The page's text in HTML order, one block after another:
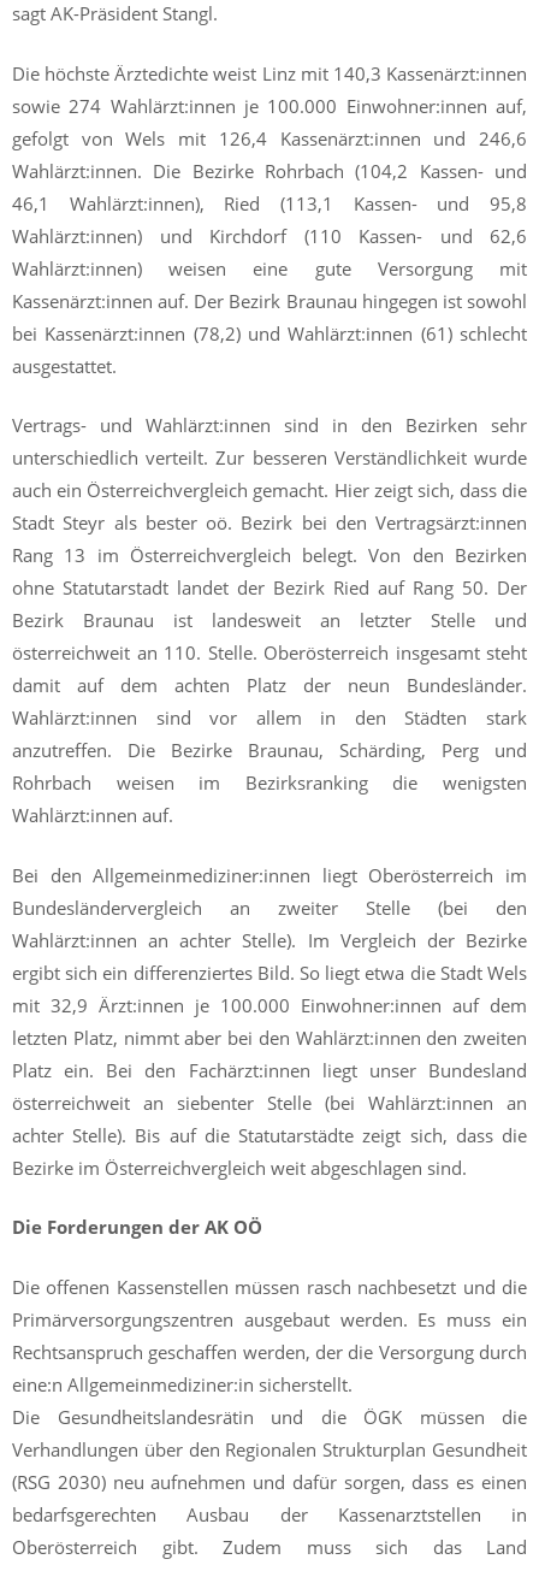
sagt AK-Präsident Stangl.
Die höchste Ärztedichte weist Linz mit 140,3 Kassenärzt:innen
sowie 274 Wahlärzt:innen je 100.000 Einwohner:innen auf,
gefolgt von Wels mit 126,4 Kassenärzt:innen und 246,6
Wahlärzt:innen. Die Bezirke Rohrbach (104,2 Kassen- und
46,1 Wahlärzt:innen), Ried (113,1 Kassen- und 95,8
Wahlärzt:innen) und Kirchdorf (110 Kassen- und 62,6
Wahlärzt:innen) weisen eine gute Versorgung mit
Kassenärzt:innen auf. Der Bezirk Braunau hingegen ist sowohl
bei Kassenärzt:innen (78,2) und Wahlärzt:innen (61) schlecht
ausgestattet.
Vertrags- und Wahlärzt:innen sind in den Bezirken sehr
unterschiedlich verteilt. Zur besseren Verständlichkeit wurde
auch ein Österreichvergleich gemacht. Hier zeigt sich, dass die
Stadt Steyr als bester oö. Bezirk bei den Vertragsärzt:innen
Rang 13 im Österreichvergleich belegt. Von den Bezirken
ohne Statutarstadt landet der Bezirk Ried auf Rang 50. Der
Bezirk Braunau ist landesweit an letzter Stelle und
österreichweit an 110. Stelle. Oberösterreich insgesamt steht
damit auf dem achten Platz der neun Bundesländer.
Wahlärzt:innen sind vor allem in den Städten stark
anzutreffen. Die Bezirke Braunau, Schärding, Perg und
Rohrbach weisen im Bezirksranking die wenigsten
Wahlärzt:innen auf.
Bei den Allgemeinmediziner:innen liegt Oberösterreich im
Bundesländervergleich an zweiter Stelle (bei den
Wahlärzt:innen an achter Stelle). Im Vergleich der Bezirke
ergibt sich ein differenziertes Bild. So liegt etwa die Stadt Wels
mit 32,9 Ärzt:innen je 100.000 Einwohner:innen auf dem
letzten Platz, nimmt aber bei den Wahlärzt:innen den zweiten
Platz ein. Bei den Fachärzt:innen liegt unser Bundesland
österreichweit an siebenter Stelle (bei Wahlärzt:innen an
achter Stelle). Bis auf die Statutarstädte zeigt sich, dass die
Bezirke im Österreichvergleich weit abgeschlagen sind.
Die Forderungen der AK OÖ
Die offenen Kassenstellen müssen rasch nachbesetzt und die
Primärversorgungszentren ausgebaut werden. Es muss ein
Rechtsanspruch geschaffen werden, der die Versorgung durch
eine:n Allgemeinmediziner:in sicherstellt.
Die Gesundheitslandesrätin und die ÖGK müssen die
Verhandlungen über den Regionalen Strukturplan Gesundheit
(RSG 2030) neu aufnehmen und dafür sorgen, dass es einen
bedarfsgerechten Ausbau der Kassenarztstellen in
Oberösterreich gibt. Zudem muss sich das Land